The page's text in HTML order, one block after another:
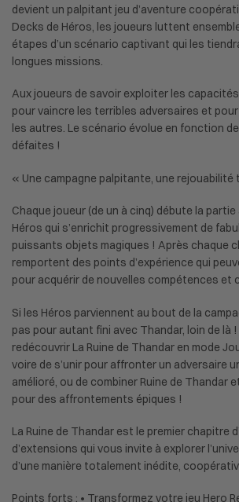
devient un palpitant jeu d’aventure
Decks de Héros, les joueurs luttent
étapes d’un scénario captivant qui les
longues missions.
Aux joueurs de savoir exploiter les
pour vaincre les terribles adversaires et
les autres. Le scénario évolue en fonction
défaites !
« Une campagne palpitante, une
Chaque joueur (de un à cinq) débute la partie
Héros qui s’enrichit progressivement de
puissants objets magiques ! Après chaque
remportent des points d’expérience qui
pour acquérir de nouvelles compétences et
Si les Héros parviennent au bout de la
pas pour autant fini avec Thandar, loin de là
redécouvrir La Ruine de Thandar en mode
voire de s’unir pour affronter un adversaire
amélioré, ou de combiner Ruine de Thandar
pour des affrontements épiques !
La Ruine de Thandar est le premier chapitre
d’extensions qui vous invite à explorer
d’une manière totalement inédite,
Points forts : • Transformez votre jeu Hero